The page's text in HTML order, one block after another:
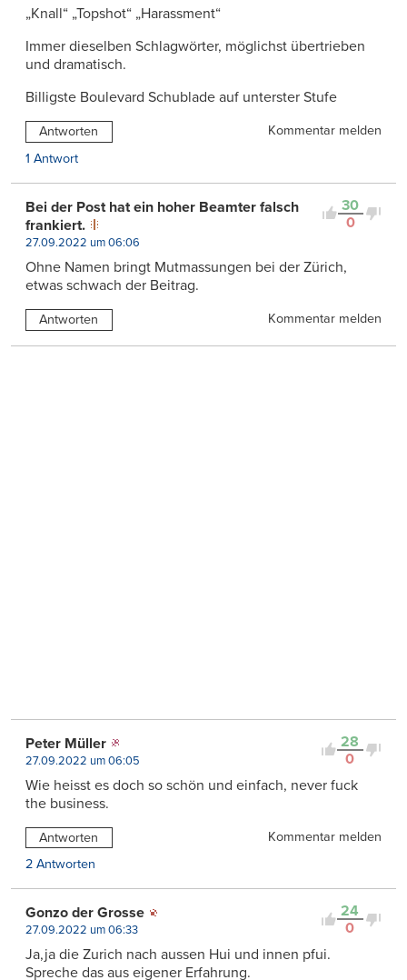
„Knall“ „Topshot“ „Harassment“
Immer dieselben Schlagwörter, möglichst übertrieben
und dramatisch.
Billigste Boulevard Schublade auf unterster Stufe
Antworten
Kommentar melden
1 Antwort
30
0
Bei der Post hat ein hoher Beamter falsch
frankiert.
27.09.2022 um 06:06
Ohne Namen bringt Mutmassungen bei der Zürich,
etwas schwach der Beitrag.
Antworten Kommentar melden
28
0
Peter Müller
27.09.2022 um 06:05
Wie heisst es doch so schön und einfach, never fuck
the business.
Antworten
Kommentar melden
2 Antworten
24
0
Gonzo der Grosse
27.09.2022 um 06:33
Ja,ja die Zurich nach aussen Hui und innen pfui.
Spreche das aus eigener Erfahrung.